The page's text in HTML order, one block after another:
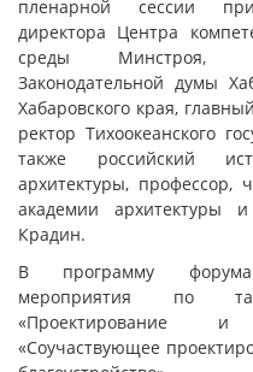
пленарной сессии
директора Центра
среды Минстроя,
Законодательной думы
Хабаровского края,
ректор Тихоокеанского
также российский
архитектуры, профессор,
академии архитектуры
Крадин.
В программу форума
мероприятия по
«Проектирование и
«Соучаствующее